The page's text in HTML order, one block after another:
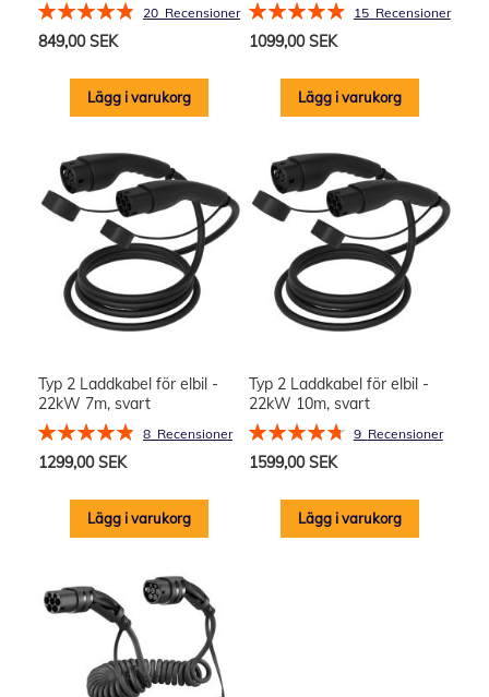
Rating:
20 Recensioner
849,00 SEK
Lägg i varukorg
Rating:
15 Recensioner
1099,00 SEK
Lägg i varukorg
Typ 2 Laddkabel för elbil -
22kW 7m, svart
Rating:
8 Recensioner
1299,00 SEK
Lägg i varukorg
Typ 2 Laddkabel för elbil -
22kW 10m, svart
Rating:
9 Recensioner
1599,00 SEK
Lägg i varukorg